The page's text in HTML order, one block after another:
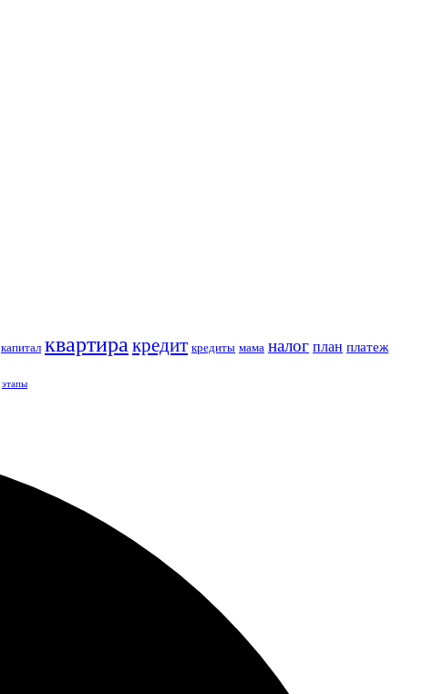
капитал квартиракредит кредиты мама налогплан платеж
этапы